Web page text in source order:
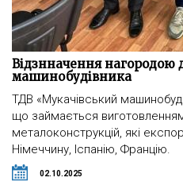
Відзнначення нагородою
машинобудівника
ТДВ «Мукачівський
що займається
металоконструкцій, які
Німеччину, Іспанію, Францію.
02.10.2025